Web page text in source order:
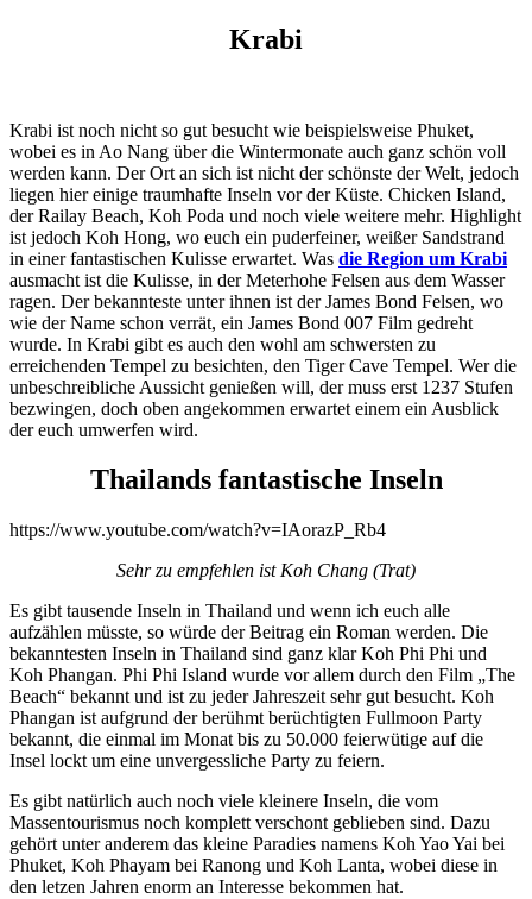
Krabi
Krabi ist noch nicht so gut besucht wie beispielsweise Phuket,
wobei es in Ao Nang über die Wintermonate auch ganz schön voll
werden kann. Der Ort an sich ist nicht der schönste der Welt, jedoch
liegen hier einige traumhafte Inseln vor der Küste. Chicken Island,
der Railay Beach, Koh Poda und noch viele weitere mehr. Highlight
ist jedoch Koh Hong, wo euch ein puderfeiner, weißer Sandstrand
in einer fantastischen Kulisse erwartet. Was die Region um Krabi
ausmacht ist die Kulisse, in der Meterhohe Felsen aus dem Wasser
ragen. Der bekannteste unter ihnen ist der James Bond Felsen, wo
wie der Name schon verrät, ein James Bond 007 Film gedreht
wurde. In Krabi gibt es auch den wohl am schwersten zu
erreichenden Tempel zu besichten, den Tiger Cave Tempel. Wer die
unbeschreibliche Aussicht genießen will, der muss erst 1237 Stufen
bezwingen, doch oben angekommen erwartet einem ein Ausblick
der euch umwerfen wird.
Thailands fantastische Inseln
https://www.youtube.com/watch?v=IAorazP_Rb4
Sehr zu empfehlen ist Koh Chang (Trat)
Es gibt tausende Inseln in Thailand und wenn ich euch alle
aufzählen müsste, so würde der Beitrag ein Roman werden. Die
bekanntesten Inseln in Thailand sind ganz klar Koh Phi Phi und
Koh Phangan. Phi Phi Island wurde vor allem durch den Film „The
Beach“ bekannt und ist zu jeder Jahreszeit sehr gut besucht. Koh
Phangan ist aufgrund der berühmt berüchtigten Fullmoon Party
bekannt, die einmal im Monat bis zu 50.000 feierwütige auf die
Insel lockt um eine unvergessliche Party zu feiern.
Es gibt natürlich auch noch viele kleinere Inseln, die vom
Massentourismus noch komplett verschont geblieben sind. Dazu
gehört unter anderem das kleine Paradies namens Koh Yao Yai bei
Phuket, Koh Phayam bei Ranong und Koh Lanta, wobei diese in
den letzen Jahren enorm an Interesse bekommen hat.